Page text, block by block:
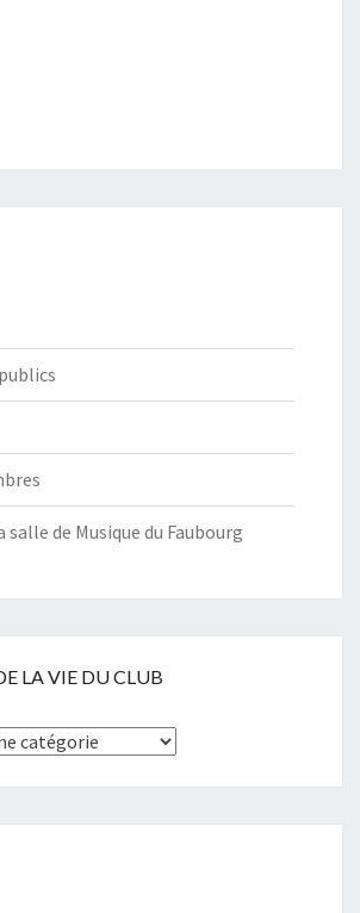
salle de Musique du Faubourg
LA VIE DU CLUB